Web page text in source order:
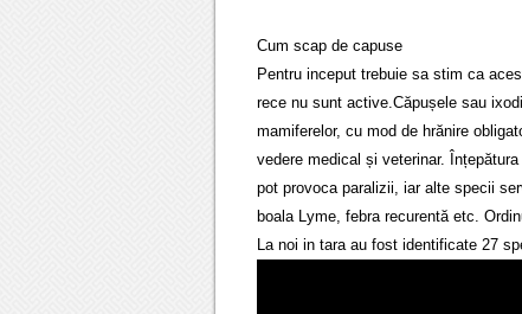
Cum scap de capuse
Pentru inceput trebuie sa stim ca
rece nu sunt active.Căpușele sau
mamiferelor, cu mod de hrănire
vedere medical și veterinar.
pot provoca paralizii, iar alte specii
boala Lyme, febra recurentă etc.
La noi in tara au fost identificate 27